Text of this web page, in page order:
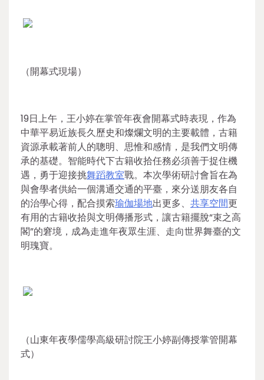
（開幕式現場）
19日上午，王小婷在掌管年夜會開幕式時表現，作為
中華平易近族長久歷史和燦爛文明的主要載體，古籍
資源承載著前人的聰明、思惟和感情，是我們文明傳
承的基礎。智能時代下古籍收拾任務必須善于捉住機
遇，勇于迎接挑舞蹈教室戰。本次學術研討會旨在為
與會學者供給一個溝通交通的平臺，來分送朋友各自
的治學心得，配合摸索瑜伽場地出更多、 共享空間更
有用的古籍收拾與文明傳播形式，讓古籍擺脫“束之高
閣”的窘境，成為走進年夜眾生涯、走向世界舞臺的文
明瑰寶。
（山東年夜學儒學高級研討院王小婷副傳授掌管開幕
式）